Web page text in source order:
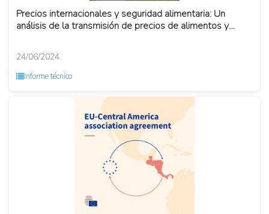
Precios internacionales y seguridad alimentaria: Un
análisis de la transmisión de precios de alimentos y
24/06/2024
Informe técnico